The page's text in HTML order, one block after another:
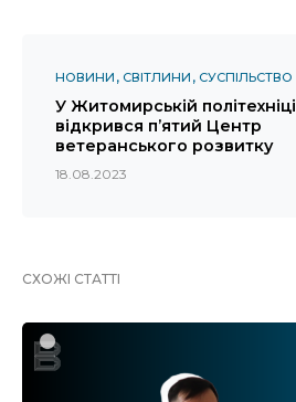
НОВИНИ СВІТЛИНИ СУСПІЛЬСТВО
У Житомирській політехніці
відкрився п’ятий Центр
ветеранського розвитку
18.08.2023
СХОЖІ СТАТТІ